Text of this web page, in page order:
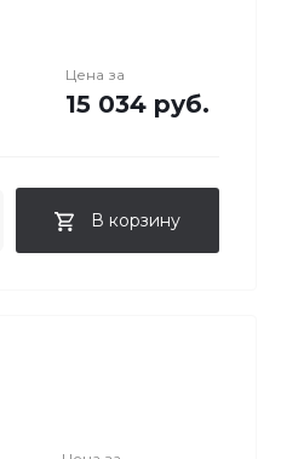
Цена за
15 034 руб.
В корзину